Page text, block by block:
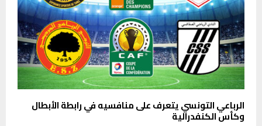
الرباعي التونسي يتعرف على منافسيه في رابطة الأبطال
وكأس الكنفدرالية